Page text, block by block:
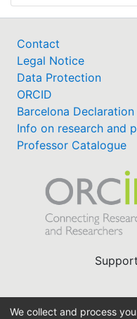
Contact
Legal Notice
Data Protection
ORCID
Barcelona Declaration
Info on research and
Professor Catalogue
We collect and process